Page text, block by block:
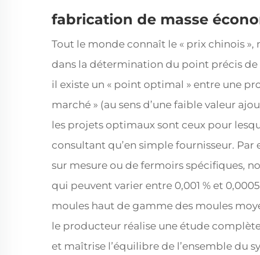
fabrication de masse
Tout le monde connaît le « prix chinois
dans la détermination du point précis
il existe un « point optimal » entre une
marché » (au sens d’une faible valeur
les projets optimaux sont ceux pour
consultant qu’en simple fournisseur.
sur mesure ou de fermoirs spécifiques,
qui peuvent varier entre 0,001 % et
moules haut de gamme des moules
le producteur réalise une étude
et maîtrise l’équilibre de l’ensemble du